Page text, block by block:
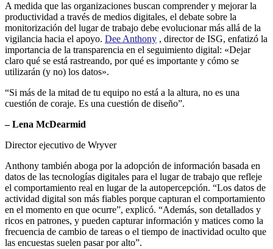
A medida que las organizaciones buscan comprender y mejorar la
productividad a través de medios digitales, el debate sobre la
monitorización del lugar de trabajo debe evolucionar más allá de la
vigilancia hacia el apoyo. Dee Anthony , director de ISG, enfatizó la
importancia de la transparencia en el seguimiento digital: «Dejar
claro qué se está rastreando, por qué es importante y cómo se
utilizarán (y no) los datos».
“Si más de la mitad de tu equipo no está a la altura, no es una
cuestión de coraje. Es una cuestión de diseño”.
– Lena McDearmid
Director ejecutivo de Wryver
Anthony también aboga por la adopción de información basada en
datos de las tecnologías digitales para el lugar de trabajo que refleje
el comportamiento real en lugar de la autopercepción. “Los datos de
actividad digital son más fiables porque capturan el comportamiento
en el momento en que ocurre”, explicó. “Además, son detallados y
ricos en patrones, y pueden capturar información y matices como la
frecuencia de cambio de tareas o el tiempo de inactividad oculto que
las encuestas suelen pasar por alto”.